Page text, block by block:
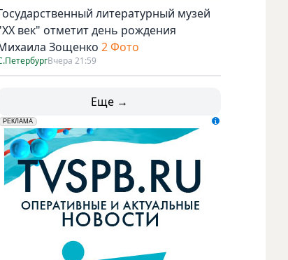
литературный музей
век" отметит день рождения
Зощенко 2 Фото
Вчера 21:59
Еще →
erid: LdtCK5udn
РЕКЛАМА
АО "ГАТР", ИНН: 7841320717